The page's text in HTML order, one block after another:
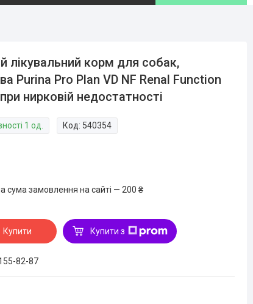
лікувальний корм для собак,
Purina Pro Plan VD NF Renal Function
нирковій недостатності
1 од. Код: 540354
сума замовлення на сайті — 200 ₴
Купити Купити з
82-87